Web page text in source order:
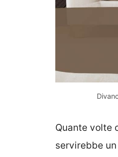
Quante volte
servirebbe